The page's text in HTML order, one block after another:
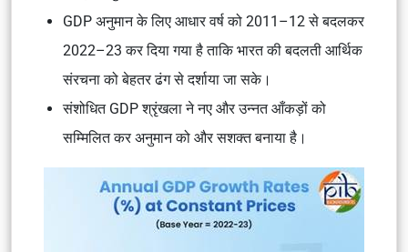
GDP अनुमान के लिए आधार वर्ष को 2011–12 से बदलकर
2022–23 कर दिया गया है ताकि भारत की बदलती आर्थिक
संरचना को बेहतर ढंग से दर्शाया जा सके।
संशोधित GDP श्रृंखला ने नए और उन्नत आँकड़ों को
सम्मिलित कर अनुमान को और सशक्त बनाया है।